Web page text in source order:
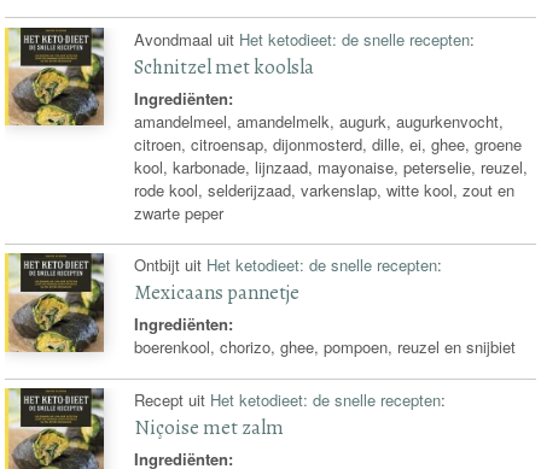
Avondmaal uit Het ketodieet: de snelle recepten:
Schnitzel met koolsla
Ingrediënten:
amandelmeel, amandelmelk, augurk, augurkenvocht,
citroen, citroensap, dijonmosterd, dille, ei, ghee, groene
kool, karbonade, lijnzaad, mayonaise, peterselie, reuzel,
rode kool, selderijzaad, varkenslap, witte kool, zout en
zwarte peper
Ontbijt uit Het ketodieet: de snelle recepten:
Mexicaans pannetje
Ingrediënten:
boerenkool, chorizo, ghee, pompoen, reuzel en snijbiet
Recept uit Het ketodieet: de snelle recepten:
Niçoise met zalm
Ingrediënten: